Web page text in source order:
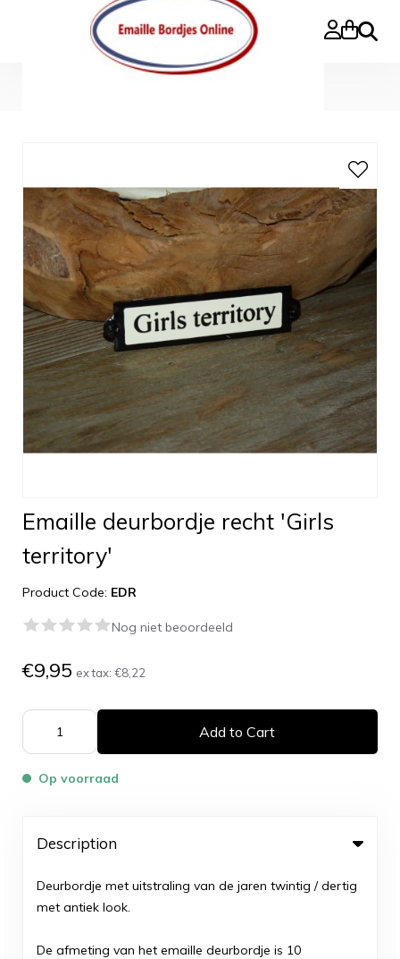
Search
Emaille deurbordje recht 'Girls
territory'
Product Code: EDR
Nog niet beoordeeld
€9,95 ex tax: €8,22
Add to Cart
Op voorraad
Description
Deurbordje met uitstraling van de jaren twintig / dertig
met antiek look.
De afmeting van het emaille deurbordje is 10